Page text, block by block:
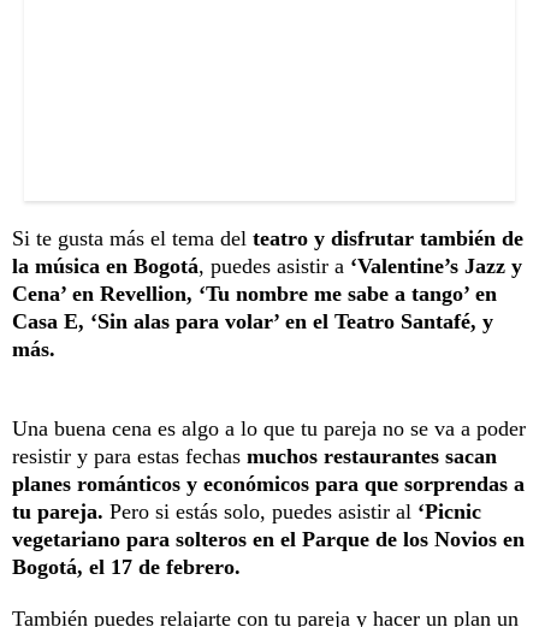
Si te gusta más el tema del teatro y disfrutar también de
la música en Bogotá, puedes asistir a ‘Valentine’s Jazz y
Cena’ en Revellion, ‘Tu nombre me sabe a tango’ en
Casa E, ‘Sin alas para volar’ en el Teatro Santafé, y
más.
Una buena cena es algo a lo que tu pareja no se va a poder
resistir y para estas fechas muchos restaurantes sacan
planes románticos y económicos para que sorprendas a
tu pareja. Pero si estás solo, puedes asistir al ‘Picnic
vegetariano para solteros en el Parque de los Novios en
Bogotá, el 17 de febrero.
También puedes relajarte con tu pareja y hacer un plan un